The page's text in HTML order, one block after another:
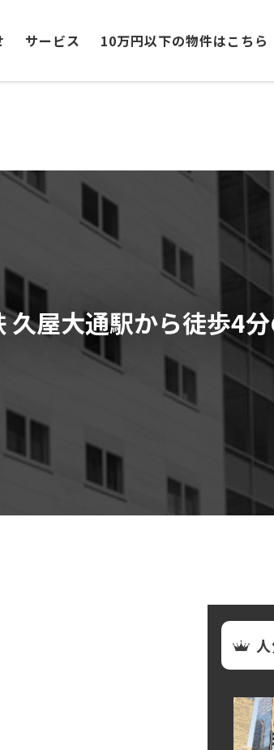
サービス 10万円以下の物件はこちら
久屋大通駅から徒歩4